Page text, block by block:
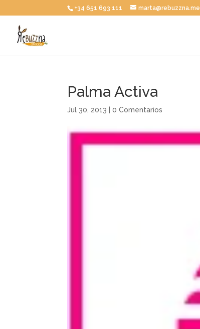
+34 651 693 111 marta@rebuzzna.me
Palma Activa
Jul 30, 2013 |0 Comentarios